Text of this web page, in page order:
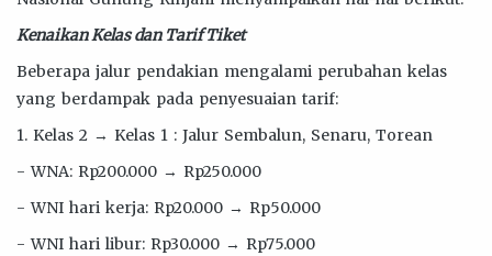
Kenaikan Kelas dan Tarif Tiket
Beberapa jalur pendakian mengalami perubahan kelas
yang berdampak pada penyesuaian tarif:
1. Kelas 2 → Kelas 1 : Jalur Sembalun, Senaru, Torean
- WNA: Rp200.000 → Rp250.000
- WNI hari kerja: Rp20.000 → Rp50.000
- WNI hari libur: Rp30.000 → Rp75.000